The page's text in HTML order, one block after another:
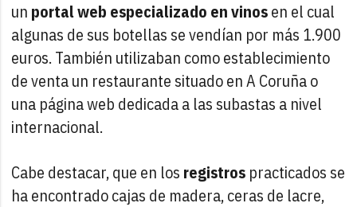
un portal web especializado en vinosen el cual
algunas de sus botellas se vendían por más 1.900
euros. También utilizaban como establecimiento
de venta un restaurante situado en A Coruña o
una página web dedicada a las subastas a nivel
internacional.
Cabe destacar, que en los registros practicados se
ha encontrado cajas de madera, ceras de lacre,